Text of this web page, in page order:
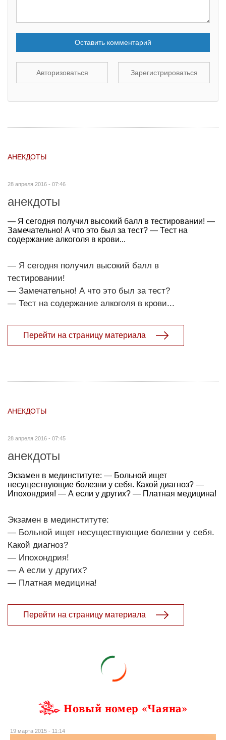
Оставить комментарий
Авторизоваться Зарегистрироваться
АНЕКДОТЫ
28 апреля 2016 - 07:46
анекдоты
— Я сегодня получил высокий балл в тестировании! —
Замечательно! А что это был за тест? — Тест на
содержание алкоголя в крови...
— Я сегодня получил высокий балл в
тестировании!
— Замечательно! А что это был за тест?
— Тест на содержание алкоголя в крови...
Перейти на страницу материала
АНЕКДОТЫ
28 апреля 2016 - 07:45
анекдоты
Экзамен в мединституте: — Больной ищет
несуществующие болезни у себя. Какой диагноз? —
Ипохондрия! — А если у других? — Платная медицина!
Экзамен в мединституте:
— Больной ищет несуществующие болезни у себя.
Какой диагноз?
— Ипохондрия!
— А если у других?
— Платная медицина!
Перейти на страницу материала
Новый номер «Чаяна»
19 марта 2015 - 11:14